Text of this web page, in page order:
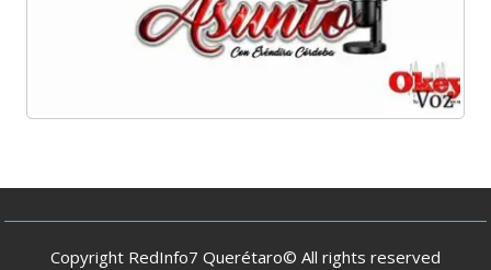
Copyright RedInfo7 Querétaro© All rights reserved